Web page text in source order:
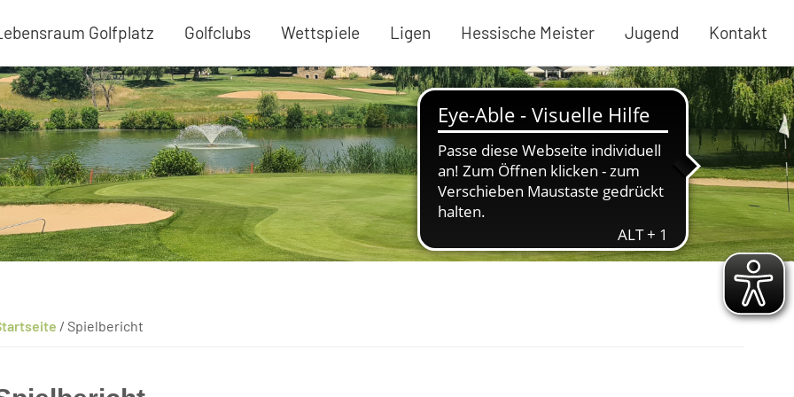
Golfplatz Golfclubs Wettspiele Ligen Hessische Meister Jugend Kontakt
/ Spielbericht